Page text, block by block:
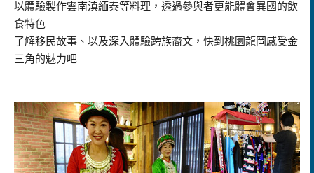
以體驗製作雲南滇緬泰等料理，透過參與者更能體會異國的飲
食特色
了解移民故事、以及深入體驗跨族裔文，快到桃園龍岡感受金
三角的魅力吧